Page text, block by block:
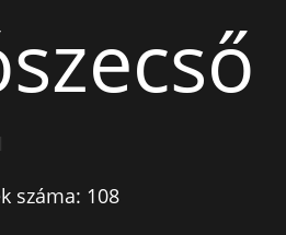
száma: 108